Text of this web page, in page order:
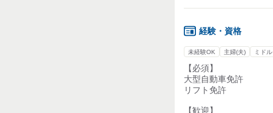
毎日お家に帰れます♪
経験・資格
未経験OK 主婦(夫) ミドル
【必須】
大型自動車免許
リフト免許
【歓迎】